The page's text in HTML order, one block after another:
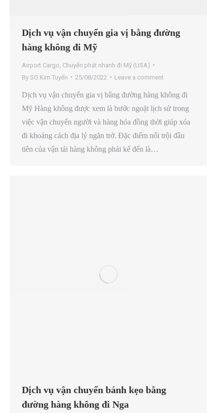
Dịch vụ vận chuyển gia vị bằng đường
hàng không đi Mỹ
Airport Cargo Chuyển phát nhanh đi Mỹ (USA)
By SG Kim Tuyến 25/08/2022 Leave a comment
Dịch vụ vận chuyển gia vị bằng đường hàng không đi
Mỹ Hàng không được xem là bước ngoặt lịch sử trong
việc vận chuyển người và hàng hóa đồng thời giúp xóa
đi khoảng cách địa lý ngăn trở. Đặc điểm nổi trội đầu
tiên của vận tải hàng không phải kể đến là…
Dịch vụ vận chuyển bánh kẹo bằng
đường hàng không đi Nga